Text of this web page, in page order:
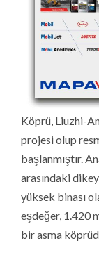
Köprü, Liuzhi-
projesi olup
başlanmıştır.
arasındaki
yüksek binası
eşdeğer, 1.420
bir asma